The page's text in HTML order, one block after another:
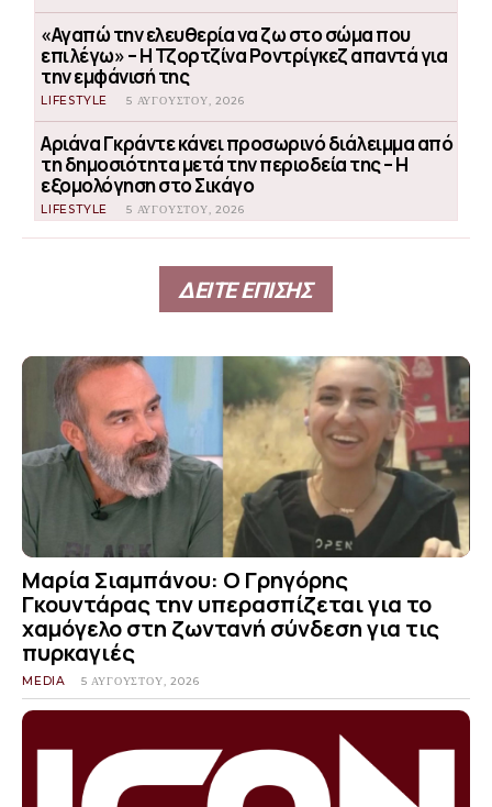
«Αγαπώ την ελευθερία να ζω στο σώμα που
επιλέγω» – Η Τζορτζίνα Ροντρίγκεζ απαντά για
την εμφάνισή της
LIFESTYLE 5 ΑΥΓΟΎΣΤΟΥ, 2026
Αριάνα Γκράντε κάνει προσωρινό διάλειμμα από
τη δημοσιότητα μετά την περιοδεία της – Η
εξομολόγηση στο Σικάγο
LIFESTYLE 5 ΑΥΓΟΎΣΤΟΥ, 2026
ΔΕΙΤΕ ΕΠΙΣΗΣ
Μαρία Σιαμπάνου: Ο Γρηγόρης
Γκουντάρας την υπερασπίζεται για το
χαμόγελο στη ζωντανή σύνδεση για τις
πυρκαγιές
MEDIA 5 ΑΥΓΟΎΣΤΟΥ, 2026